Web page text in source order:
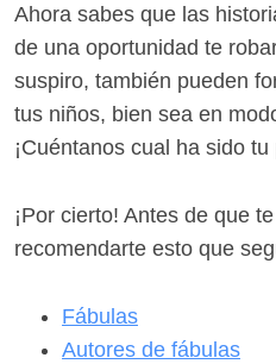
Ahora sabes que las
de una oportunidad te
suspiro, también pueden
tus niños, bien sea en
¡Cuéntanos cual ha sido tu
¡Por cierto! Antes de que
recomendarte esto que
Fábulas
Autores de fábulas